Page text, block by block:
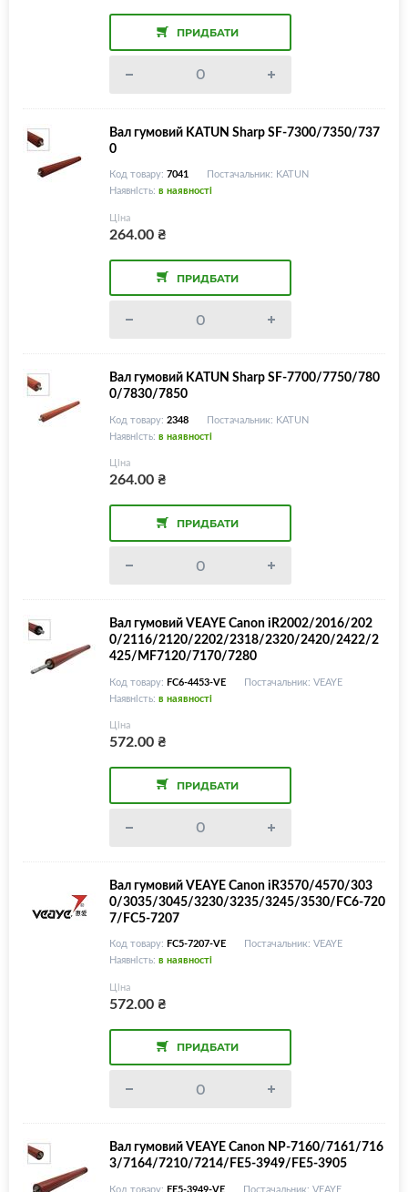
ПРИДБАТИ
Вал гумовий KATUN Sharp SF-7300/7350/737
0
Код товару: 7041
Постачальник: KATUN
Наявність: в наявності
Ціна
264.00₴
ПРИДБАТИ
Вал гумовий KATUN Sharp SF-7700/7750/780
0/7830/7850
Код товару: 2348
Постачальник: KATUN
Наявність: в наявності
Ціна
264.00₴
ПРИДБАТИ
Вал гумовий VEAYE Canon iR2002/2016/202
0/2116/2120/2202/2318/2320/2420/2422/2
425/MF7120/7170/7280
Код товару: FC6-4453-VE
Постачальник: VEAYE
Наявність: в наявності
Ціна
572.00₴
ПРИДБАТИ
Вал гумовий VEAYE Canon iR3570/4570/303
0/3035/3045/3230/3235/3245/3530/FC6-720
7/FC5-7207
Код товару: FC5-7207-VE
Постачальник: VEAYE
Наявність: в наявності
Ціна
572.00₴
ПРИДБАТИ
Вал гумовий VEAYE Canon NP-7160/7161/716
3/7164/7210/7214/FE5-3949/FE5-3905
Код товару: FE5-3949-VE Постачальник: VEAYE